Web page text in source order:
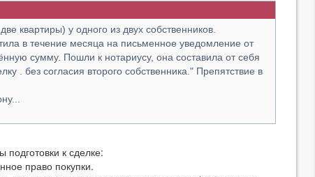
квартиры) у одного из двух собственников.
в течение месяца на письменное уведомление от
сумму. Пошли к нотариусу, она составила от себя
. без согласия второго собственника." Препятствие в
к сделке:
право покупки.